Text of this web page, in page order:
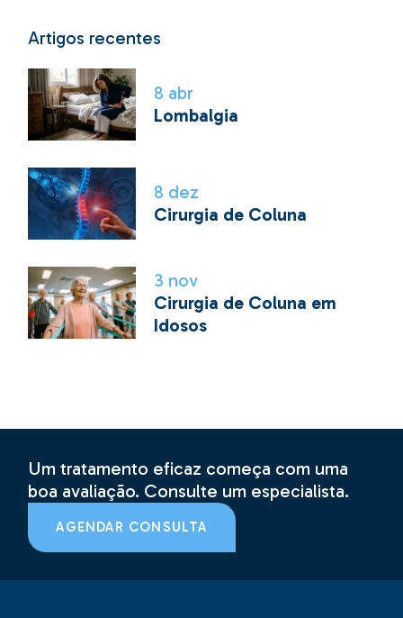
Artigos recentes
8 abr
Lombalgia
8 dez
Cirurgia de Coluna
3 nov
Cirurgia de Coluna em
Idosos
Um tratamento eficaz começa com uma
boa avaliação. Consulte um especialista.
AGENDAR CONSULTA